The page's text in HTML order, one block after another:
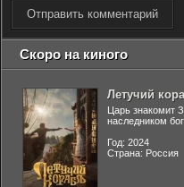
Отправить комментарий
Скоро на киного
Летучий
Царь знакомит
наследником
Год: 2024
Страна: Россия